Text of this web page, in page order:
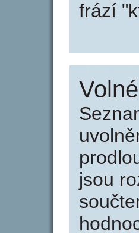
frází
jsou